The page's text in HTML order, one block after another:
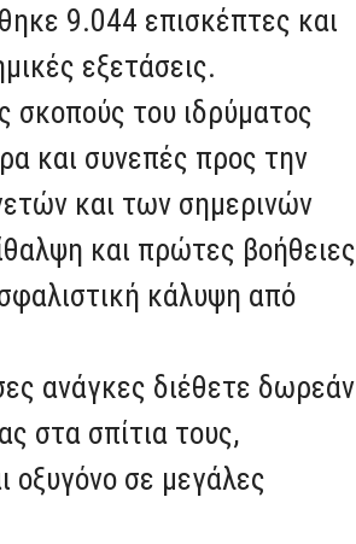
9.044 επισκέπτες και
εξετάσεις.
σκοπούς του ιδρύματος
και συνεπές προς την
και των σημερινών
και πρώτες βοήθειες
κάλυψη από
ανάγκες διέθετε δωρεάν
στα σπίτια τους,
οξυγόνο σε μεγάλες